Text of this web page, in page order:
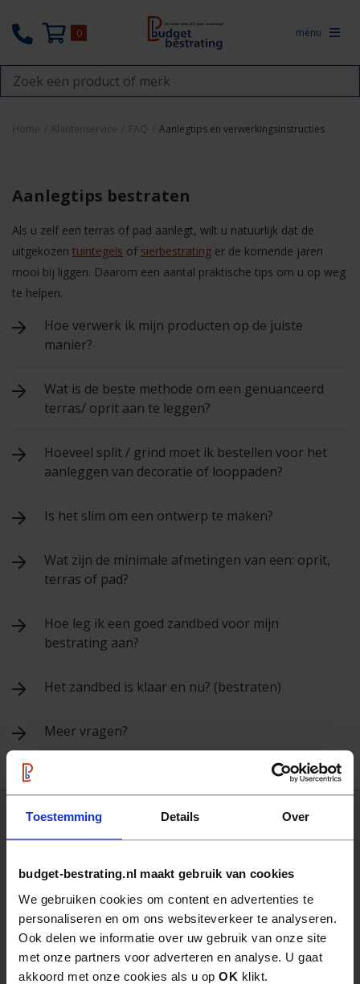
Toestemming Details Over
budget-bestrating.nl maakt gebruik van cookies
We gebruiken cookies om content en advertenties te
personaliseren en om ons websiteverkeer te analyseren.
Ook delen we informatie over uw gebruik van onze site
met onze partners voor adverteren en analyse. U gaat
akkoord met onze cookies als u op OK klikt.
0 menu
Home Klantenservice FAQ Aanlegtips en verwerkingsinstructies
Aanlegtips bestraten
Als u zelf een terras of pad aanlegt, wilt u natuurlijk dat de
uitgekozen tuintegels of sierbestrating er de komende jaren
mooi bij liggen. Daarom een aantal praktische tips om u op weg
te helpen.
Hoe verwerk ik mijn producten op de juiste
manier?
Wat is de beste methode om een genuanceerd
terras/ oprit aan te leggen?
Hoeveel split / grind moet ik bestellen voor het
aanleggen van decoratie of looppaden?
Is het slim om een ontwerp te maken?
Wat zijn de minimale afmetingen van een: oprit,
terras of pad?
Hoe leg ik een goed zandbed voor mijn
bestrating aan?
Het zandbed is klaar en nu? (bestraten)
Meer vragen?
Partner worden
Levertijd & verzendkosten
Garantie & klachten
Retourneren
FAQ